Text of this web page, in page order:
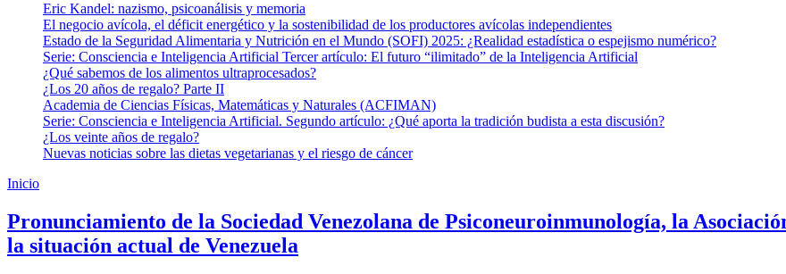
Eric Kandel: nazismo, psicoanálisis y memoria
El negocio avícola, el déficit energético y la sostenibilidad de los productores avícolas independientes
Estado de la Seguridad Alimentaria y Nutrición en el Mundo (SOFI) 2025: ¿Realidad estadística o espejismo numérico?
Serie: Consciencia e Inteligencia Artificial Tercer artículo: El futuro “ilimitado” de la Inteligencia Artificial
¿Qué sabemos de los alimentos ultraprocesados?
¿Los 20 años de regalo? Parte II
Academia de Ciencias Físicas, Matemáticas y Naturales (ACFIMAN)
Serie: Consciencia e Inteligencia Artificial. Segundo artículo: ¿Qué aporta la tradición budista a esta discusión?
¿Los veinte años de regalo?
Nuevas noticias sobre las dietas vegetarianas y el riesgo de cáncer
Inicio
Pronunciamiento de la Sociedad Venezolana de Psiconeuroinmunología, la
la situación actual de Venezuela